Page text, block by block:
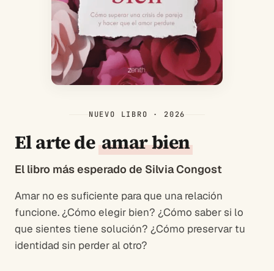
NUEVO LIBRO · 2026
El arte de amar bien
El libro más esperado de Silvia Congost
Amar no es suficiente para que una relación
funcione. ¿Cómo elegir bien? ¿Cómo saber si lo
que sientes tiene solución? ¿Cómo preservar tu
identidad sin perder al otro?